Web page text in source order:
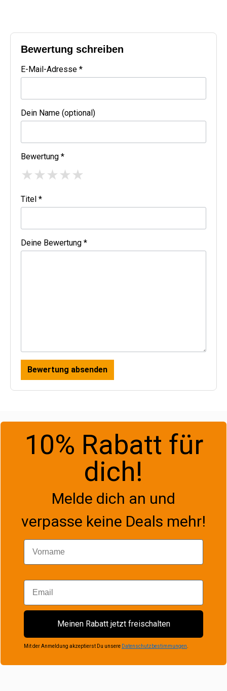
Bewertung schreiben
E-Mail-Adresse *
Dein Name (optional)
Bewertung *
★★★★★
Titel *
Deine Bewertung *
Bewertung absenden
10% Rabatt für
dich!
Melde dich an und
verpasse keine Deals mehr!
Vorname
Email
Meinen Rabatt jetzt freischalten
Mit der Anmeldung akzeptierst Du unsere Datenschutzbestimmungen